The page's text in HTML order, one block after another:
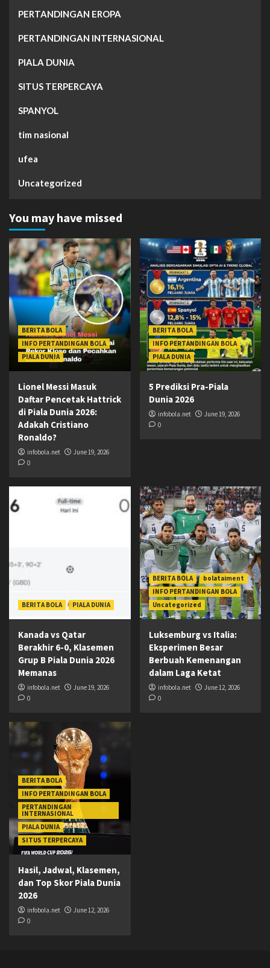
PERTANDINGAN EROPA
PERTANDINGAN INTERNASIONAL
PIALA DUNIA
SITUS TERPERCAYA
SPANYOL
tim nasional
ufea
Uncategorized
You may have missed
BERITA BOLA
INFO PERTANDINGAN BOLA
PIALA DUNIA
Lionel Messi Masuk
Daftar Pencetak Hattrick
di Piala Dunia 2026:
Adakah Cristiano
Ronaldo?
infobola.net
June 19, 2026
0
BERITA BOLA
INFO PERTANDINGAN BOLA
PIALA DUNIA
5 Prediksi Pra-Piala
Dunia 2026
infobola.net
June 19, 2026
0
BERITA BOLA PIALA DUNIA
Kanada vs Qatar
Berakhir 6-0, Klasemen
Grup B Piala Dunia 2026
Memanas
infobola.net
June 19, 2026
0
BERITA BOLA
bolataiment
INFO PERTANDINGAN BOLA
Uncategorized
Luksemburg vs Italia:
Eksperimen Besar
Berbuah Kemenangan
dalam Laga Ketat
infobola.net
June 12, 2026
0
BERITA BOLA
INFO PERTANDINGAN BOLA
PERTANDINGAN
INTERNASIONAL
PIALA DUNIA
SITUS TERPERCAYA
Hasil, Jadwal, Klasemen,
dan Top Skor Piala Dunia
2026
infobola.net
June 12, 2026
0